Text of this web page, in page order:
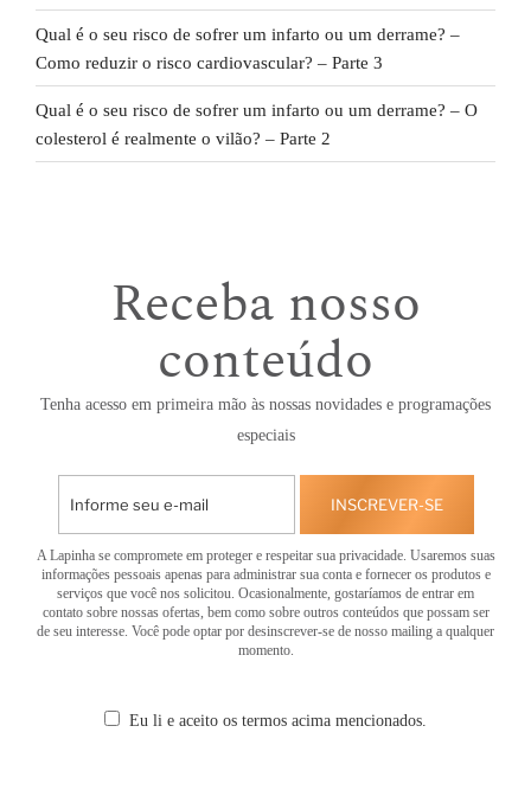
Qual é o seu risco de sofrer um infarto ou um derrame? –
Como reduzir o risco cardiovascular? – Parte 3
Qual é o seu risco de sofrer um infarto ou um derrame? – O
colesterol é realmente o vilão? – Parte 2
Receba nosso
conteúdo
Tenha acesso em primeira mão às nossas novidades e programações
especiais
INSCREVER-SE
A Lapinha se compromete em proteger e respeitar sua privacidade. Usaremos suas
informações pessoais apenas para administrar sua conta e fornecer os produtos e
serviços que você nos solicitou. Ocasionalmente, gostaríamos de entrar em
contato sobre nossas ofertas, bem como sobre outros conteúdos que possam ser
de seu interesse. Você pode optar por desinscrever-se de nosso mailing a qualquer
momento.
Eu li e aceito os termos acima mencionados.